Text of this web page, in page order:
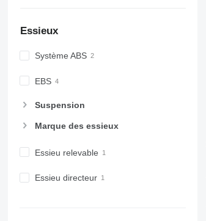
Essieux
Système ABS
EBS
Suspension
Marque des essieux
Essieu relevable
Essieu directeur